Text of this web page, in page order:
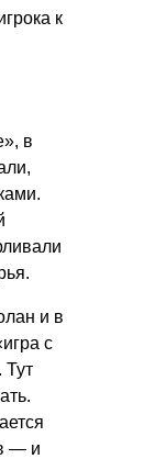
к
в
и в
с
Тут
— и